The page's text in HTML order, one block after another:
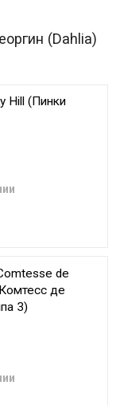
(Dahlia)
Hill (Пинки
de
де
3)